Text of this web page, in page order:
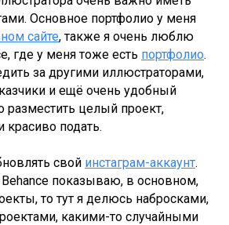
Основное портфолио у меня
сайте, также я очень люблю
где у меня тоже есть портфолио.
за другими иллюстраторами,
и ещё очень удобный
разместить целый проект,
красиво подать.
свой инстаграм-аккаунт.
Behance показываю, в основном,
то тут я делюсь набросками,
какими-то случайными